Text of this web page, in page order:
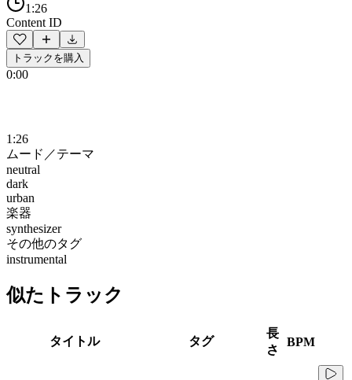
1:26
Content ID
トラックを購入
0:00
1:26
ムード／テーマ
neutral
dark
urban
楽器
synthesizer
その他のタグ
instrumental
似たトラック
タイトル タグ
長
さ
BPM